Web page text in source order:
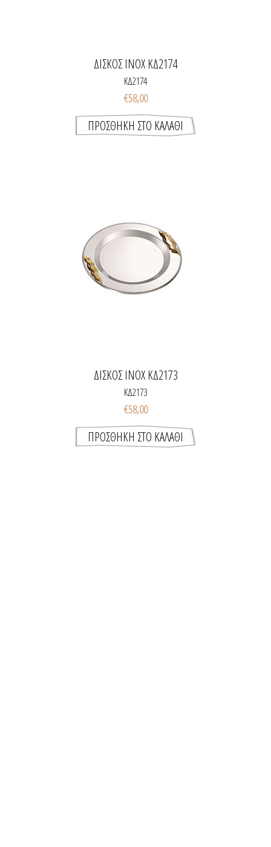
ΔΙΣΚΟΣ INOX ΚΔ2174
ΚΔ2174
€58,00
ΔΙΣΚΟΣ INOX ΚΔ2173
ΚΔ2173
€58,00